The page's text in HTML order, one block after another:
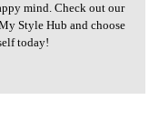
a happy
mind. Check out our
Style Hub and choose
today!